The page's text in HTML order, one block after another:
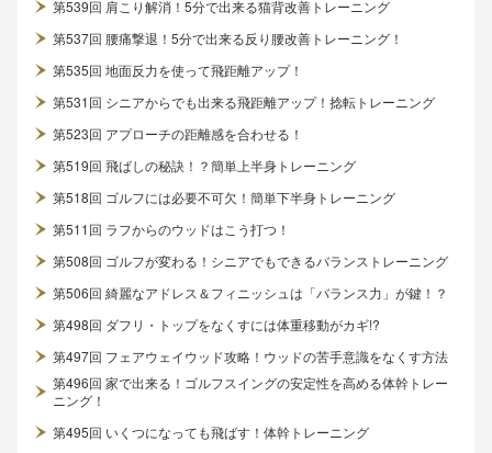
第539回 肩こり解消！5分で出来る猫背改善トレーニング
第537回 腰痛撃退！5分で出来る反り腰改善トレーニング！
第535回 地面反力を使って飛距離アップ！
第531回 シニアからでも出来る飛距離アップ！捻転トレーニング
第523回 アプローチの距離感を合わせる！
第519回 飛ばしの秘訣！？簡単上半身トレーニング
第518回 ゴルフには必要不可欠！簡単下半身トレーニング
第511回 ラフからのウッドはこう打つ！
第508回 ゴルフが変わる！シニアでもできるバランストレーニング
第506回 綺麗なアドレス＆フィニッシュは「バランス力」が鍵！？
第498回 ダフリ・トップをなくすには体重移動がカギ!?
第497回 フェアウェイウッド攻略！ウッドの苦手意識をなくす方法
第496回 家で出来る！ゴルフスイングの安定性を高める体幹トレー
ニング！
第495回 いくつになっても飛ばす！体幹トレーニング